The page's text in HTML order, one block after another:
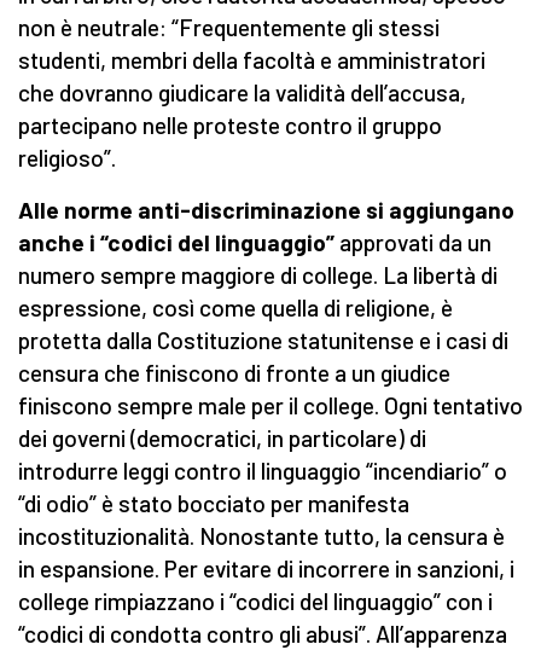
non è neutrale: “Frequentemente gli stessi
studenti, membri della facoltà e amministratori
che dovranno giudicare la validità dell’accusa,
partecipano nelle proteste contro il gruppo
religioso”.
Alle norme anti-discriminazione si aggiungano
anche i “codici del linguaggio” approvati da un
numero sempre maggiore di college. La libertà di
espressione, così come quella di religione, è
protetta dalla Costituzione statunitense e i casi di
censura che finiscono di fronte a un giudice
finiscono sempre male per il college. Ogni tentativo
dei governi (democratici, in particolare) di
introdurre leggi contro il linguaggio “incendiario” o
“di odio” è stato bocciato per manifesta
incostituzionalità. Nonostante tutto, la censura è
in espansione. Per evitare di incorrere in sanzioni, i
college rimpiazzano i “codici del linguaggio” con i
“codici di condotta contro gli abusi”. All’apparenza